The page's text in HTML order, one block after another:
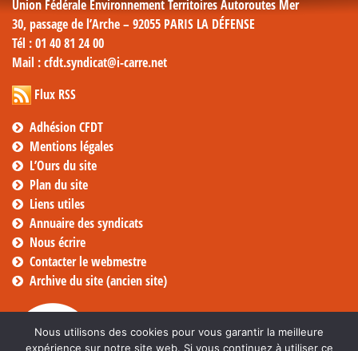
Union Fédérale Environnement Territoires Autoroutes Mer
30, passage de l’Arche – 92055 PARIS LA DÉFENSE
Tél : 01 40 81 24 00
Mail : cfdt.syndicat@i-carre.net
Flux RSS
Adhésion CFDT
Mentions légales
L’Ours du site
Plan du site
Liens utiles
Annuaire des syndicats
Nous écrire
Contacter le webmestre
Archive du site (ancien site)
Nous utilisons des cookies pour vous garantir la meilleure
expérience sur notre site web. Si vous continuez à utiliser ce